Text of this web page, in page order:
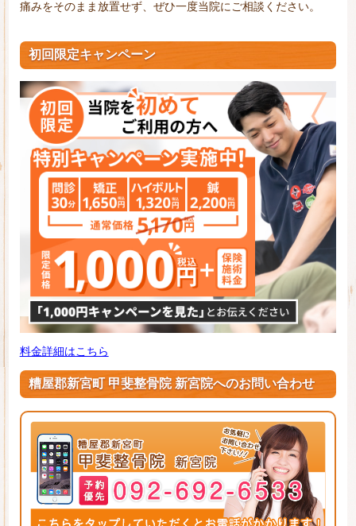
痛みをそのまま放置せず、ぜひ一度当院にご相談ください。
初回限定キャンペーン
料金詳細はこちら
糟屋郡新宮町 甲斐整骨院 新宮院へのお問い合わせ